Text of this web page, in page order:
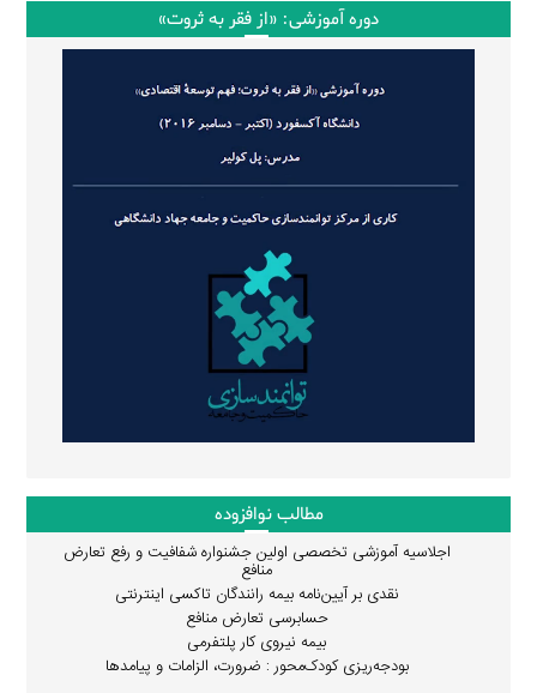
دوره آموزشی: «از فقر به ثروت»
مطالب نوافزوده
اجلاسیه آموزشی تخصصی اولین جشنواره شفافیت و رفع تعارض
منافع
نقدی بر آیین‌نامه بیمه رانندگان تاکسی اینترنتی
حسابرسی تعارض منافع
بیمه نیروی کار پلتفرمی
بودجه‌ریزی کودک‌محور : ضرورت، الزامات و پیامدها